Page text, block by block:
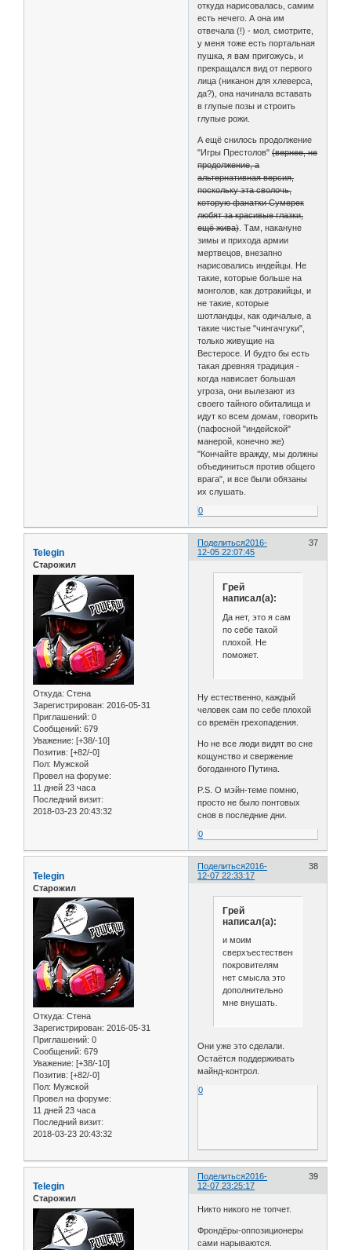
откуда нарисовалась, самим
есть нечего. А она им
отвечала (!) - мол, смотрите,
у меня тоже есть портальная
пушка, я вам пригожусь, и
прекращался вид от первого
лица (никанон для хлеверса,
да?), она начинала вставать
в глупые позы и строить
глупые рожи.
А ещё снилось продолжение
"Игры Престолов"(вернее, не
продолжение, а
альтернативная версия,
поскольку эта сволочь,
которую фанатки Сумерек
любят за красивые глазки,
ещё жива). Там, накануне
зимы и прихода армии
мертвецов, внезапно
нарисовались индейцы. Не
такие, которые больше на
монголов, как дотракийцы, и
не такие, которые
шотландцы, как одичалые, а
такие чистые "чингачгуки",
только живущие на
Вестеросе. И будто бы есть
такая древняя традиция -
когда нависает большая
угроза, они вылезают из
своего тайного обиталища и
идут ко всем домам, говорить
(пафосной "индейской"
манерой, конечно же)
"Кончайте вражду, мы должны
объединиться против общего
врага", и все были обязаны
их слушать.
0
Поделиться 37
2016-
12-05 22:07:45
Telegin
Старожил
Откуда: Стена
Зарегистрирован: 2016-05-31
Приглашений: 0
Сообщений: 679
Уважение: [+38/-10]
Позитив: [+82/-0]
Пол: Мужской
Провел на форуме:
11 дней 23 часа
Последний визит:
2018-03-23 20:43:32
Грей
написал(а):
Да нет, это я сам
по себе такой
плохой. Не
поможет.
Ну естественно, каждый
человек сам по себе плохой
со времён грехопадения.
Но не все люди видят во сне
кощунство и свержение
богоданного Путина.
P.S. О мэйн-теме помню,
просто не было понтовых
снов в последние дни.
0
Поделиться 38
2016-
12-07 22:33:17
Telegin
Старожил
Откуда: Стена
Зарегистрирован: 2016-05-31
Приглашений: 0
Сообщений: 679
Уважение: [+38/-10]
Позитив: [+82/-0]
Пол: Мужской
Провел на форуме:
11 дней 23 часа
Последний визит:
2018-03-23 20:43:32
Грей
написал(а):
и моим
сверхъестественным
покровителям
нет смысла это
дополнительно
мне внушать.
Они уже это сделали.
Остаётся поддерживать
майнд-контрол.
0
Поделиться 39
2016-
12-07 23:25:17
Telegin
Старожил
Никто никого не топчет.
Фрондёры-оппозиционеры
сами нарываются.